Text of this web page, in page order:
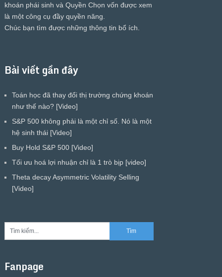
khoán phái sinh và Quyền Chọn vốn được xem
là một công cụ đầy quyền năng.
Chúc bạn tìm được những thông tin bổ ích.
Bài viết gần đây
Toán học đã thay đổi thị trường chứng khoán
như thế nào? [Video]
S&P 500 không phải là một chỉ số. Nó là một
hệ sinh thái [Video]
Buy Hold S&P 500 [Video]
Tối ưu hoá lợi nhuận chỉ là 1 trò bịp [video]
Theta decay Asymmetric Volatility Selling
[Video]
Fanpage